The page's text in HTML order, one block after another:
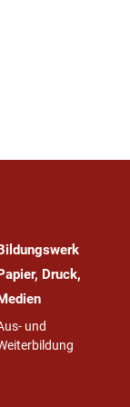
Druck,
und